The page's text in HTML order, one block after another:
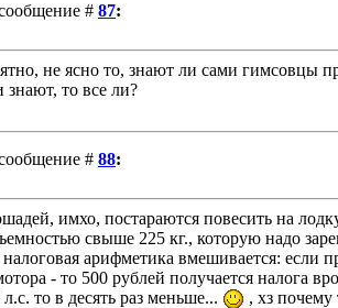
# 87:
не ясно то, знают ли сами гимсовцы
знают, то все ли?
# 88:
имхо, постараются повесить на
свыше 225 кг., которую надо
арифметика вмешивается: если
- то 500 рублей получается налога
то в десять раз меньше...
, хз почему